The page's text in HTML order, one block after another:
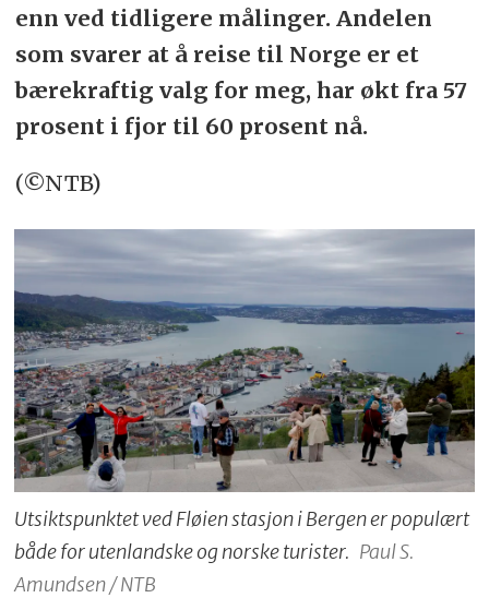
enn ved tidligere målinger. Andelen
som svarer at å reise til Norge er et
bærekraftig valg for meg, har økt fra 57
prosent i fjor til 60 prosent nå.
(©NTB)
Utsiktspunktet ved Fløien stasjon i Bergen er populært
både for utenlandske og norske turister. Paul S.
Amundsen / NTB